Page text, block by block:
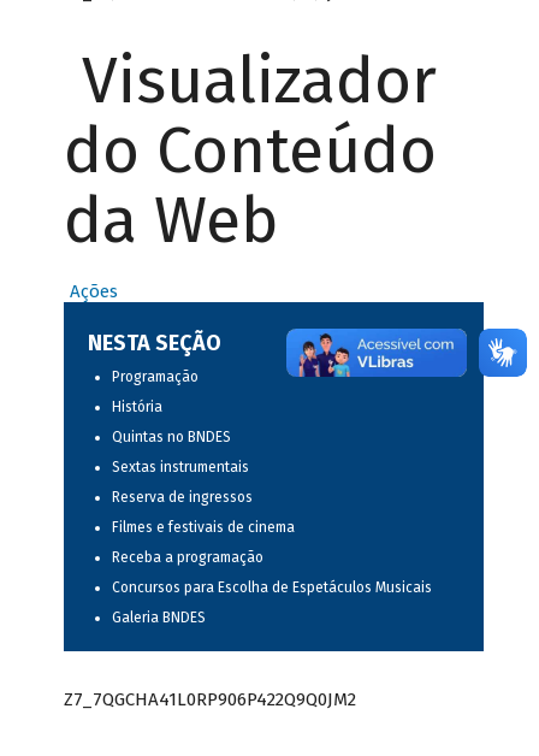
Visualizador
do Conteúdo
da Web
Ações
NESTA SEÇÃO
Programação
História
Quintas no BNDES
Sextas instrumentais
Reserva de ingressos
Filmes e festivais de cinema
Receba a programação
Concursos para Escolha de Espetáculos Musicais
Galeria BNDES
Z7_7QGCHA41L0RP906P422Q9Q0JM2